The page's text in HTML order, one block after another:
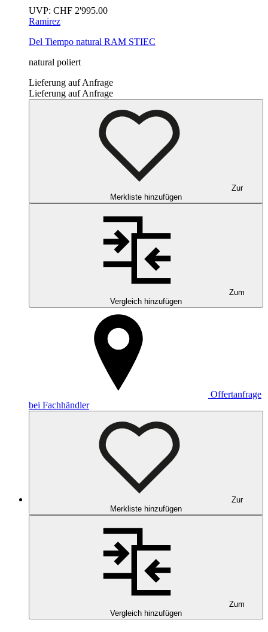
UVP: CHF 2'995.00
Ramirez
Del Tiempo natural RAM STIEC
natural poliert
Lieferung auf Anfrage
Lieferung auf Anfrage
Zur
Merkliste hinzufügen
Zum
Vergleich hinzufügen
Offertanfrage
bei Fachhändler
Zur
Merkliste hinzufügen
Zum
Vergleich hinzufügen